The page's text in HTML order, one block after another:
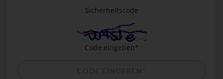
Sicherheitscode
Code eingeben*